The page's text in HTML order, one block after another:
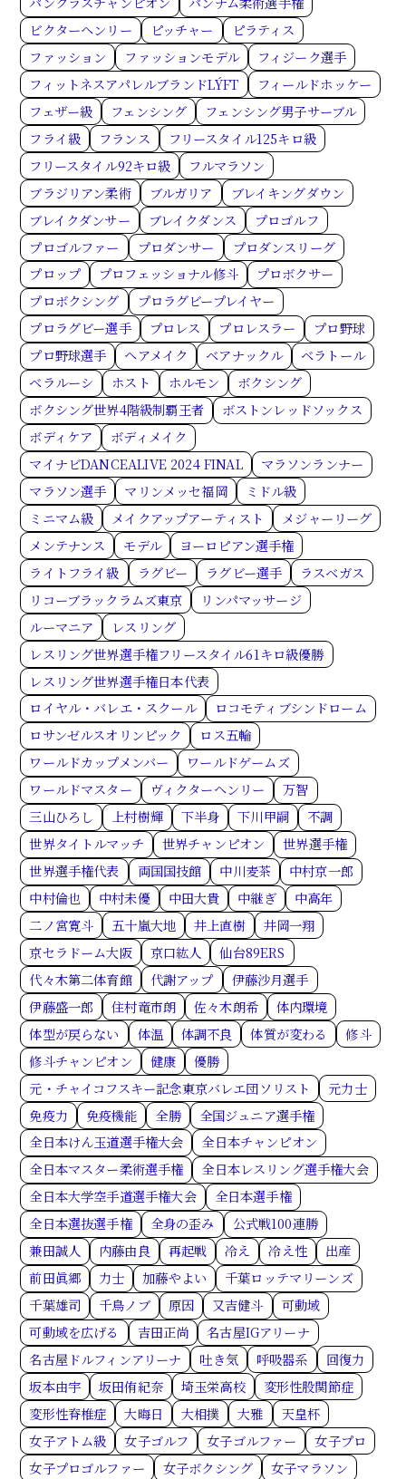
ビクターヘンリー
ピッチャー
ピラティス
ファッション
ファッションモデル
フィジーク選手
フィットネスアパレルブランドLÝFT
フィールドホッケー
フェザー級
フェンシング
フェンシング男子サーブル
フライ級
フランス
フリースタイル125キロ級
フリースタイル92キロ級
フルマラソン
ブラジリアン柔術
ブルガリア
ブレイキングダウン
ブレイクダンサー
ブレイクダンス
プロゴルフ
プロゴルファー
プロダンサー
プロダンスリーグ
プロップ
プロフェッショナル修斗
プロボクサー
プロボクシング
プロラグビープレイヤー
プロラグビー選手
プロレス プロレスラー
プロ野球
プロ野球選手
ヘアメイク ベアナックル
ベラトール
ベラルーシ
ホスト ホルモン
ボクシング
ボクシング世界4階級制覇王者
ボストンレッドソックス
ボディケア
ボディメイク
マイナビDANCEALIVE 2024 FINAL
マラソンランナー
マラソン選手
マリンメッセ福岡
ミドル級
ミニマム級
メイクアップアーティスト
メジャーリーグ
メンテナンス
モデル
ヨーロピアン選手権
ライトフライ級
ラグビー ラグビー選手
ラスベガス
リコーブラックラムズ東京
リンパマッサージ
ルーマニア
レスリング
レスリング世界選手権フリースタイル61キロ級優勝
レスリング世界選手権日本代表
ロイヤル・バレエ・スクール
ロコモティブシンドローム
ロサンゼルスオリンピック
ロス五輪
ワールドカップメンバー
ワールドゲームズ
ワールドマスター
ヴィクターヘンリー
万智
三山ひろし
上村樹輝 下半身 下川甲嗣
不調
世界タイトルマッチ
世界チャンピオン
世界選手権
世界選手権代表
両国国技館 中川麦茶
中村京一郎
中村倫也
中村未優 中田大貴 中継ぎ
中高年
二ノ宮寛斗
五十嵐大地 井上直樹
井岡一翔
京セラドーム大阪
京口紘人
仙台89ERS
代々木第二体育館
代謝アップ
伊藤沙月選手
伊藤盛一郎
住村竜市朗 佐々木朗希
体内環境
体型が戻らない
体温 体調不良 体質が変わる
修斗
修斗チャンピオン
健康
優勝
元・チャイコフスキー記念東京バレエ団ソリスト
元力士
免疫力
免疫機能 全勝
全国ジュニア選手権
全日本けん玉道選手権大会
全日本チャンピオン
全日本マスター柔術選手権
全日本レスリング選手権大会
全日本大学空手道選手権大会
全日本選手権
全日本選抜選手権
全身の歪み
公式戦100連勝
兼田誠人
内藤由良 再起戦 冷え 冷え性
出産
前田眞郷
力士 加藤やよい
千葉ロッテマリーンズ
千葉雄司
千鳥ノブ 原因 又吉健斗
可動域
可動域を広げる
吉田正尚
名古屋IGアリーナ
名古屋ドルフィンアリーナ
吐き気 呼吸器系
回復力
坂本由宇
坂田侑紀奈 埼玉栄高校
変形性股関節症
変形性脊椎症
大晦日 大相撲 大雅
天皇杯
女子アトム級
女子ゴルフ 女子ゴルファー
女子プロ
女子プロゴルファー
女子ボクシング
女子マラソン